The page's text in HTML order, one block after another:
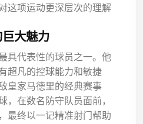
这项运动更深层次的理解
大魅力
具代表性的球员之一。他
超凡的控球能力和敏捷
皇家马德里的经典赛事
，在数名防守队员面前，
最终以一记精准射门帮助